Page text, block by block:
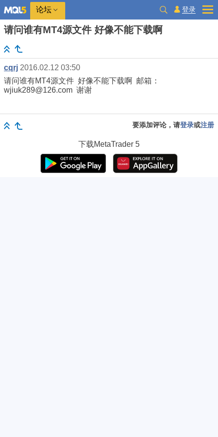
论坛 登录
请问谁有MT4源文件 好像不能下载啊
cqrj 2016.02.12 03:50
请问谁有MT4源文件 好像不能下载啊 邮箱：
wjiuk289@126.com 谢谢
要添加评论，请登录或注册
下载MetaTrader 5